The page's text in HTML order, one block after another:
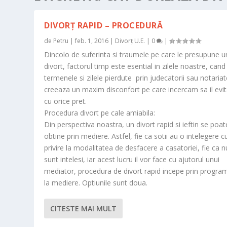
DIVORȚ RAPID – PROCEDURĂ
de Petru |feb. 1, 2016 | Divorț U.E. | 0 |
Dincolo de suferinta si traumele pe care le presupune
divort, factorul timp este esential in zilele noastre, cand
termenele si zilele pierdute prin judecatorii sau
creeaza un maxim disconfort pe care incercam sa il
cu orice pret.
Procedura divort pe cale amiabila:
Din perspectiva noastra, un divort rapid si ieftin se
obtine prin mediere. Astfel, fie ca sotii au o intelegere
privire la modalitatea de desfacere a casatoriei, fie ca
sunt intelesi, iar acest lucru il vor face cu ajutorul unui
mediator, procedura de divort rapid incepe prin
la mediere. Optiunile sunt doua.
CITESTE MAI MULT